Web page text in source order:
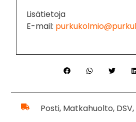
Lisätietoja
E-mail:
Posti, Matkahuolto,